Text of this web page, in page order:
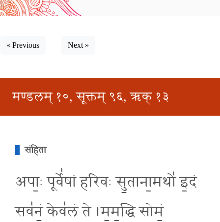
« Previous Next »
मण्डलम् १०, सूक्तम् ९६, ऋक् १३
संहिता
अपा॒ः पूर्वे॑षां हरिवः सु॒ताना॒मथो॑ इ॒दं
सव॑नं॒ केव॑लं ते ।म॒म॒द्धि सोमं॒